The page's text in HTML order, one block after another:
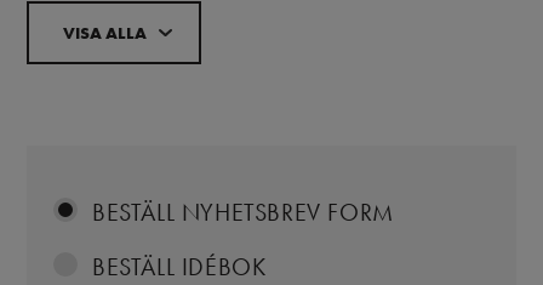
VISA ALLA
BESTÄLL NYHETSBREV FORM
BESTÄLL IDÉBOK